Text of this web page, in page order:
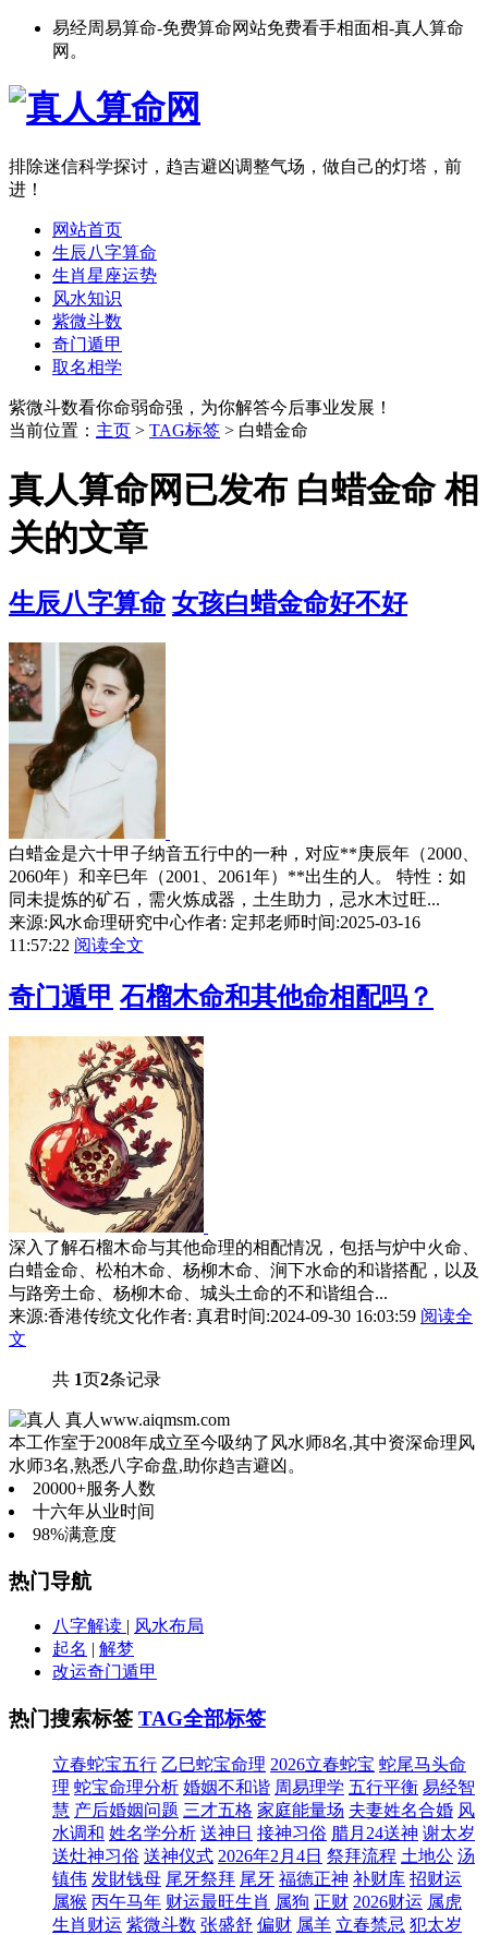
易经周易算命-免费算命网站免费看手相面相-真人算命
网。
排除迷信科学探讨，趋吉避凶调整气场，做自己的灯塔，前
进！
网站首页
生辰八字算命
生肖星座运势
风水知识
紫微斗数
奇门遁甲
取名相学
紫微斗数看你命弱命强，为你解答今后事业发展！
当前位置： 主页 > TAG标签 > 白蜡金命
真人算命网已发布 白蜡金命 相
关的文章
生辰八字算命 女孩白蜡金命好不好
白蜡金是六十甲子纳音五行中的一种，对应**庚辰年（2000、
2060年）和辛巳年（2001、2061年）**出生的人。 特性：如
同未提炼的矿石，需火炼成器，土生助力，忌水木过旺...
来源:风水命理研究中心作者: 定邦老师时间:2025-03-16
11:57:22 阅读全文
奇门遁甲 石榴木命和其他命相配吗？
深入了解石榴木命与其他命理的相配情况，包括与炉中火命、
白蜡金命、松柏木命、杨柳木命、涧下水命的和谐搭配，以及
与路旁土命、杨柳木命、城头土命的不和谐组合...
来源:香港传统文化作者: 真君时间:2024-09-30 16:03:59 阅读全
文
共 1页2条记录
真人 www.aiqmsm.com
本工作室于2008年成立至今吸纳了风水师8名,其中资深命理风
水师3名,熟悉八字命盘,助你趋吉避凶。
20000+服务人数
十六年从业时间
98%满意度
热门导航
八字解读
风水布局
起名
解梦
改运奇门遁甲
热门搜索标签 TAG全部标签
立春蛇宝五行 乙巳蛇宝命理 2026立春蛇宝 蛇尾马头命
理 蛇宝命理分析 婚姻不和谐 周易理学 五行平衡 易经智
慧 产后婚姻问题 三才五格 家庭能量场 夫妻姓名合婚 风
水调和 姓名学分析 送神日 接神习俗 腊月24送神 谢太岁
送灶神习俗 送神仪式 2026年2月4日 祭拜流程 土地公 汤
镇伟 发財钱母 尾牙祭拜 尾牙 福德正神 补财库 招财运
属猴 丙午马年 财运最旺生肖 属狗 正财 2026财运 属虎
生肖财运 紫微斗数 张盛舒 偏财 属羊 立春禁忌 犯太岁